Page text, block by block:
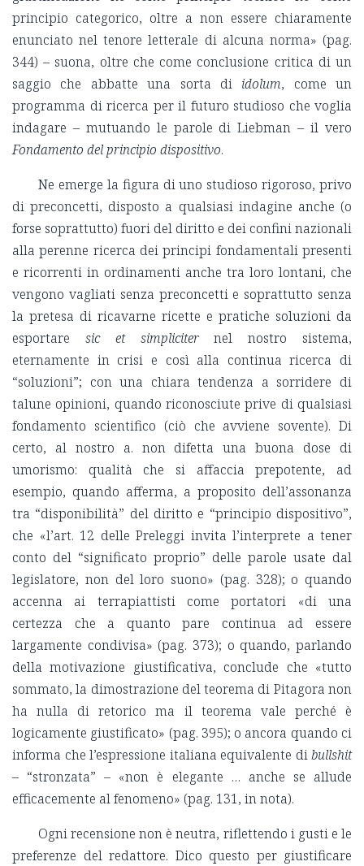
principio categorico, oltre a non essere chiaramente
enunciato nel tenore letterale di alcuna norma» (pag.
344) – suona, oltre che come conclusione critica di un
saggio che abbatte una sorta di idolum, come un
programma di ricerca per il futuro studioso che voglia
indagare – mutuando le parole di Liebman – il vero
Fondamento del principio dispositivo.
Ne emerge la figura di uno studioso rigoroso, privo
di preconcetti, disposto a qualsiasi indagine anche (o
forse soprattutto) fuori del diritto e dei confini nazionali
alla perenne ricerca dei principi fondamentali presenti
e ricorrenti in ordinamenti anche tra loro lontani, che
vengono vagliati senza preconcetti e soprattutto senza
la pretesa di ricavarne ricette e pratiche soluzioni da
esportare sic et simpliciternel nostro sistema,
eternamente in crisi e così alla continua ricerca di
“soluzioni”; con una chiara tendenza a sorridere di
talune opinioni, quando riconosciute prive di qualsiasi
fondamento scientifico (ciò che avviene sovente). Di
certo, al nostro a. non difetta una buona dose di
umorismo: qualità che si affaccia prepotente, ad
esempio, quando afferma, a proposito dell’assonanza
tra “disponibilità” del diritto e “principio dispositivo”,
che «l’art. 12 delle Preleggi invita l’interprete a tener
conto del “significato proprio” delle parole usate dal
legislatore, non del loro suono» (pag. 328); o quando
accenna ai terrapiattisti come portatori «di una
certezza che a quanto pare continua ad essere
largamente condivisa» (pag. 373); o quando, parlando
della motivazione giustificativa, conclude che «tutto
sommato, la dimostrazione del teorema di Pitagora non
ha nulla di retorico ma il teorema vale perché è
logicamente giustificato» (pag. 395); o ancora quando ci
informa che l’espressione italiana equivalente dibullshit
– “stronzata” – «non è elegante … anche se allude
efficacemente al fenomeno» (pag. 131, in nota).
Ogni recensione non è neutra, riflettendo i gusti e le
preferenze del redattore. Dico questo per giustificare